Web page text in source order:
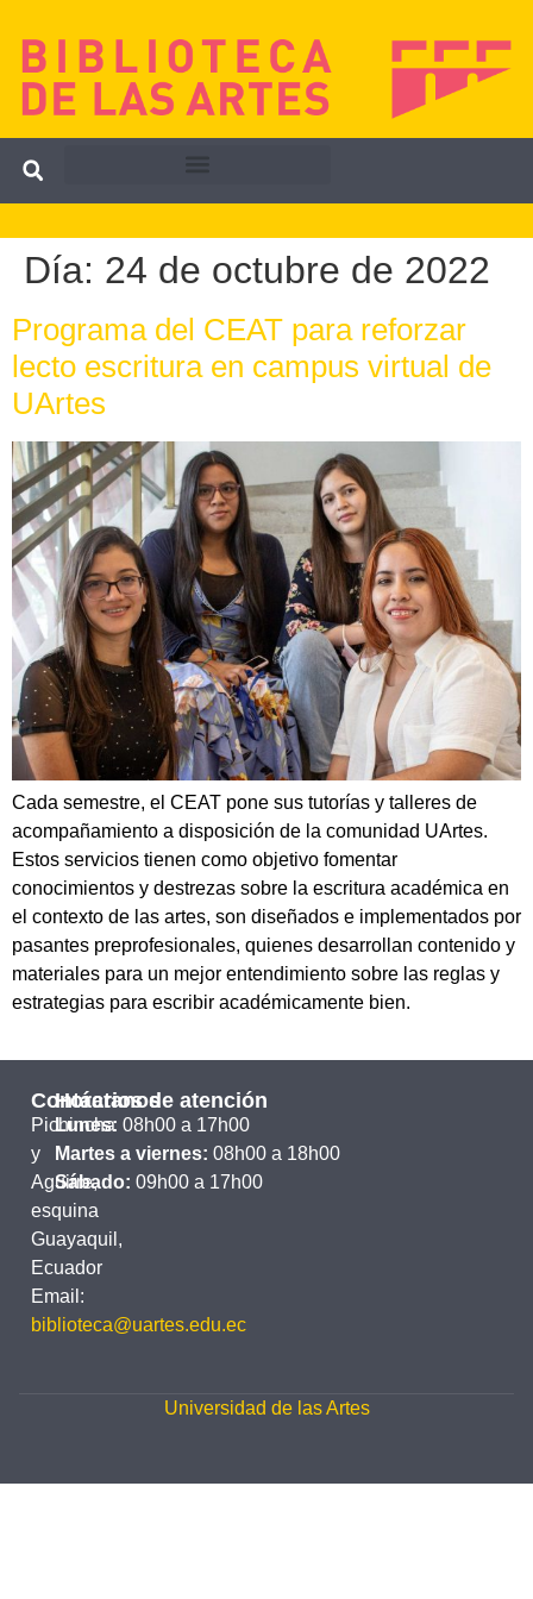
Día: 24 de octubre de 2022
Programa del CEAT para reforzar
lecto escritura en campus virtual de
UArtes
Cada semestre, el CEAT pone sus tutorías y talleres de
acompañamiento a disposición de la comunidad UArtes.
Estos servicios tienen como objetivo fomentar
conocimientos y destrezas sobre la escritura académica en
el contexto de las artes, son diseñados e implementados por
pasantes preprofesionales, quienes desarrollan contenido y
materiales para un mejor entendimiento sobre las reglas y
estrategias para escribir académicamente bien.
Contáctanos
Pichincha
y
Aguirre,
esquina
Guayaquil,
Ecuador
Email:
biblioteca@uartes.edu.ec
Horarios de atención
Lunes: 08h00 a 17h00
Martes a viernes: 08h00 a 18h00
Sábado: 09h00 a 17h00
Universidad de las Artes